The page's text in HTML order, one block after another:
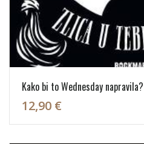
Kako bi to Wednesday napravila?
12,90 €